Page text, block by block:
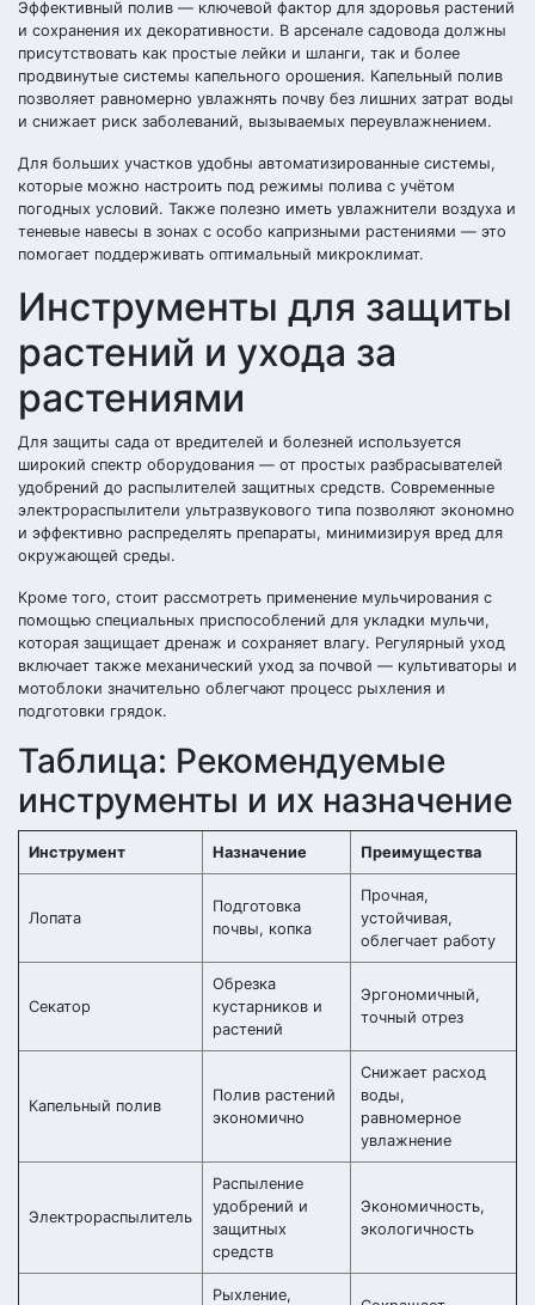
Эффективный полив — ключевой фактор для здоровья растений
и сохранения их декоративности. В арсенале садовода должны
присутствовать как простые лейки и шланги, так и более
продвинутые системы капельного орошения. Капельный полив
позволяет равномерно увлажнять почву без лишних затрат воды
и снижает риск заболеваний, вызываемых переувлажнением.
Для больших участков удобны автоматизированные системы,
которые можно настроить под режимы полива с учётом
погодных условий. Также полезно иметь увлажнители воздуха и
теневые навесы в зонах с особо капризными растениями — это
помогает поддерживать оптимальный микроклимат.
Инструменты для защиты
растений и ухода за
растениями
Для защиты сада от вредителей и болезней используется
широкий спектр оборудования — от простых разбрасывателей
удобрений до распылителей защитных средств. Современные
электрораспылители ультразвукового типа позволяют экономно
и эффективно распределять препараты, минимизируя вред для
окружающей среды.
Кроме того, стоит рассмотреть применение мульчирования с
помощью специальных приспособлений для укладки мульчи,
которая защищает дренаж и сохраняет влагу. Регулярный уход
включает также механический уход за почвой — культиваторы и
мотоблоки значительно облегчают процесс рыхления и
подготовки грядок.
Таблица: Рекомендуемые
инструменты и их назначение
Инструмент Назначение Преимущества
Лопата
Подготовка
почвы, копка
Прочная,
устойчивая,
облегчает работу
Секатор
Обрезка
кустарников и
растений
Эргономичный,
точный отрез
Капельный полив
Полив растений
экономично
Снижает расход
воды,
равномерное
увлажнение
Электрораспылитель
Распыление
удобрений и
защитных
средств
Экономичность,
экологичность
Рыхление,